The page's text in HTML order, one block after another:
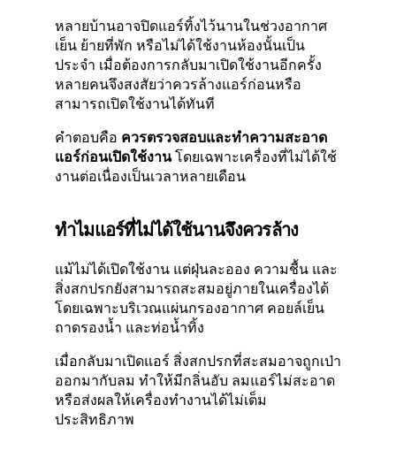
หลายบ้านอาจปิดแอร์ทิ้งไว้นานในช่วงอากาศ
เย็น ย้ายที่พัก หรือไม่ได้ใช้งานห้องนั้นเป็น
ประจำ เมื่อต้องการกลับมาเปิดใช้งานอีกครั้ง
หลายคนจึงสงสัยว่าควรล้างแอร์ก่อนหรือ
สามารถเปิดใช้งานได้ทันที
คำตอบคือ ควรตรวจสอบและทำความสะอาด
แอร์ก่อนเปิดใช้งานโดยเฉพาะเครื่องที่ไม่ได้ใช้
งานต่อเนื่องเป็นเวลาหลายเดือน
ทำไมแอร์ที่ไม่ได้ใช้นานจึงควรล้าง
แม้ไม่ได้เปิดใช้งาน แต่ฝุ่นละออง ความชื้น และ
สิ่งสกปรกยังสามารถสะสมอยู่ภายในเครื่องได้
โดยเฉพาะบริเวณแผ่นกรองอากาศ คอยล์เย็น
ถาดรองน้ำ และท่อน้ำทิ้ง
เมื่อกลับมาเปิดแอร์ สิ่งสกปรกที่สะสมอาจถูกเป่า
ออกมากับลม ทำให้มีกลิ่นอับ ลมแอร์ไม่สะอาด
หรือส่งผลให้เครื่องทำงานได้ไม่เต็ม
ประสิทธิภาพ